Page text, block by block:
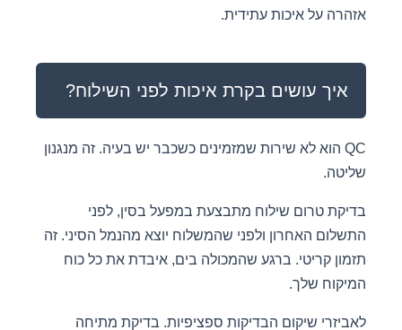
אזהרה על איכות עתידית.
איך עושים בקרת איכות לפני השילוח?
QC הוא לא שירות שמזמינים כשכבר יש בעיה. זה מנגנון
שליטה.
בדיקת טרום שילוח מתבצעת במפעל בסין, לפני
התשלום האחרון ולפני שהמשלוח יוצא מהנמל הסיני. זה
תזמון קריטי. ברגע שהמכולה בים, איבדת את כל כוח
המיקוח שלך.
לאביזרי שיקום הבדיקות ספציפיות. בדיקת מתיחה